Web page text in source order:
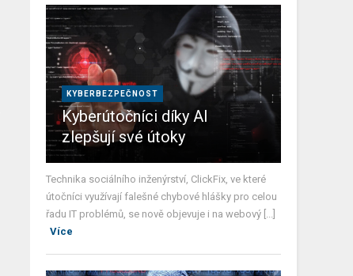
KYBERBEZPEČNOST
Kyberútočníci díky AI
zlepšují své útoky
Technika sociálního inženýrství, ClickFix, ve které
útočníci využívají falešné chybové hlášky pro celou
řadu IT problémů, se nově objevuje i na webový [...]
Více